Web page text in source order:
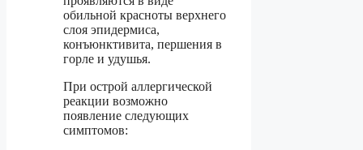
обильной красноты верхнего
слоя эпидермиса,
конъюнктивита, першения в
горле и удушья.
При острой аллергической
реакции возможно
появление следующих
симптомов: